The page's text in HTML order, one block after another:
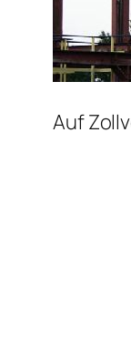
Auf